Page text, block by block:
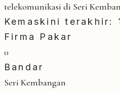
telekomunikasi di Seri
Kemaskini terakhir:
Firma Pakar
0
Bandar
Seri Kembangan